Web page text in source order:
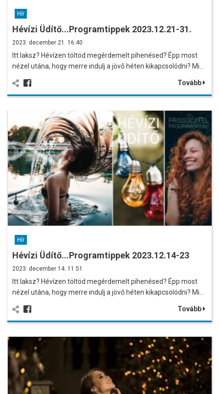
Hír
Hévízi Üdítő...Programtippek 2023.12.21-31.
2023. december 21. 16:40
Itt laksz? Hévízen töltöd megérdemelt pihenésed? Épp most
nézel utána, hogy merre indulj a jövő héten kikapcsolódni? Mi…
Tovább
Hír
Hévízi Üdítő...Programtippek 2023.12.14-23
2023. december 14. 11:51
Itt laksz? Hévízen töltöd megérdemelt pihenésed? Épp most
nézel utána, hogy merre indulj a jövő héten kikapcsolódni? Mi…
Tovább